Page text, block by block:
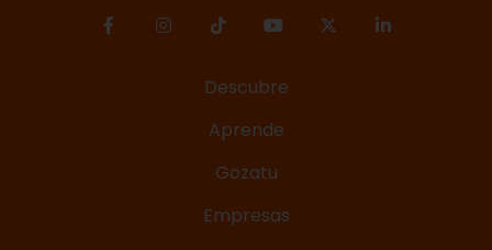
Descubre
Aprende
Gozatu
Empresas